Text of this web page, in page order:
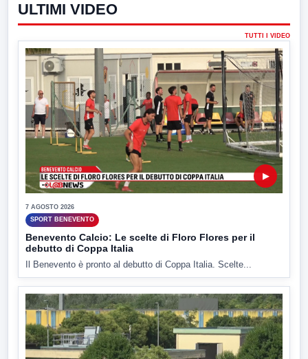
ULTIMI VIDEO
TUTTI I VIDEO
▶
7 AGOSTO 2026
SPORT BENEVENTO
Benevento Calcio: Le scelte di Floro Flores per il
debutto di Coppa Italia
Il Benevento è pronto al debutto di Coppa Italia. Scelte...